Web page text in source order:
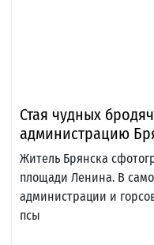
Стая чудных
администрацию
Житель Брянска
площади Ленина. В
администрации и
псы